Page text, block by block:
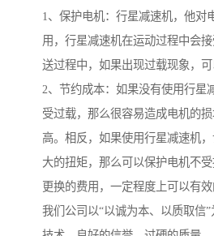
1、保护电机：行星减速机，他对
用，行星减速机在运动过程中会
送过程中，如果出现过载现象，可
2、节约成本：如果没有使用行星
受过载，那么很容易造成电机的
高。相反，如果使用行星减速机
大的扭矩，那么可以保护电机不
更换的费用，一定程度上可以有效
我们公司以“以诚为本、以质取信